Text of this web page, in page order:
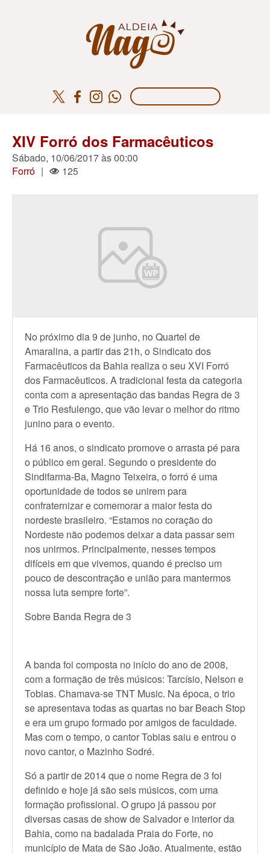
XIV Forró dos Farmacêuticos
Sábado, 10/06/2017 às 00:00
Forró | 125
No próximo dia 9 de junho, no Quartel de
Amaralina, a partir das 21h, o Sindicato dos
Farmacêuticos da Bahia realiza o seu XVI Forró
dos Farmacêuticos. A tradicional festa da categoria
conta com a apresentação das bandas Regra de 3
e Trio Resfulengo, que vão levar o melhor do ritmo
junino para o evento.
Há 16 anos, o sindicato promove o arrasta pé para
o público em geral. Segundo o presidente do
Sindifarma-Ba, Magno Teixeira, o forró é uma
oportunidade de todos se unirem para
confraternizar e comemorar a maior festa do
nordeste brasileiro. “Estamos no coração do
Nordeste não podemos deixar a data passar sem
nos unirmos. Principalmente, nesses tempos
difíceis em que vivemos, quando é preciso um
pouco de descontração e união para mantermos
nossa luta sempre forte”.
Sobre Banda Regra de 3
A banda foi composta no início do ano de 2008,
com a formação de três músicos: Tarcísio, Nelson e
Tobias. Chamava-se TNT Music. Na época, o trio
se apresentava todas as quartas no bar Beach Stop
e era um grupo formado por amigos de faculdade.
Mas com o tempo, o cantor Tobias saiu e entrou o
novo cantor, o Mazinho Sodré.
Só a partir de 2014 que o nome Regra de 3 foi
definido e hoje já são seis músicos, com uma
formação profissional. O grupo já passou por
diversas casas de show de Salvador e interior da
Bahia, como na badalada Praia do Forte, no
município de Mata de São João. Atualmente, estão